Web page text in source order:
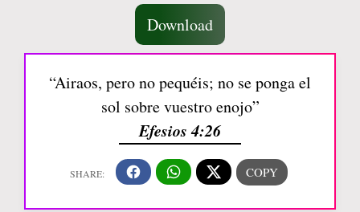
Download
“Airaos, pero no pequéis; no se ponga el
sol sobre vuestro enojo”
Efesios 4:26